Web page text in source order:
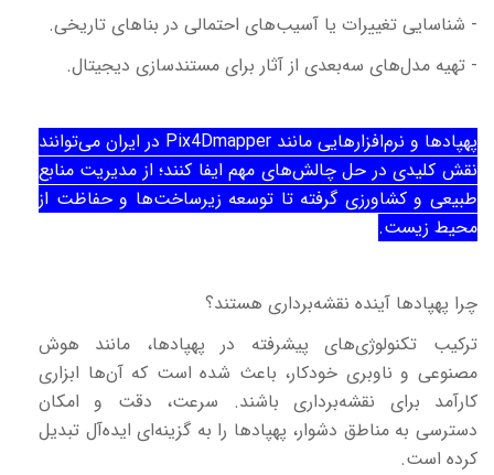
- شناسایی تغییرات یا آسیب‌های احتمالی در بناهای تاریخی.
- تهیه مدل‌های سه‌بعدی از آثار برای مستندسازی دیجیتال.
پهپادها و نرم‌افزارهایی مانند Pix4Dmapper در ایران می‌توانند
نقش کلیدی در حل چالش‌های مهم ایفا کنند؛ از مدیریت منابع
طبیعی و کشاورزی گرفته تا توسعه زیرساخت‌ها و حفاظت از
محیط زیست.
چرا پهپادها آینده نقشه‌برداری هستند؟
ترکیب تکنولوژی‌های پیشرفته در پهپادها، مانند هوش
مصنوعی و ناوبری خودکار، باعث شده است که آن‌ها ابزاری
کارآمد برای نقشه‌برداری باشند. سرعت، دقت و امکان
دسترسی به مناطق دشوار، پهپادها را به گزینه‌ای ایده‌آل تبدیل
کرده است.